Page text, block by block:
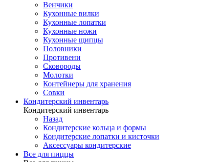
Венчики
Кухонные вилки
Кухонные лопатки
Кухонные ножи
Кухонные щипцы
Половники
Противени
Сковороды
Молотки
Контейнеры для хранения
Совки
Кондитерский инвентарь
Кондитерский инвентарь
Назад
Кондитерские кольца и формы
Кондитерские лопатки и кисточки
Аксессуары кондитерские
Все для пиццы